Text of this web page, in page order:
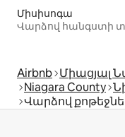
Միսիսոգա
Վարձով հանգստի
Airbnb Միացյալ
Niagara County
Վարձով